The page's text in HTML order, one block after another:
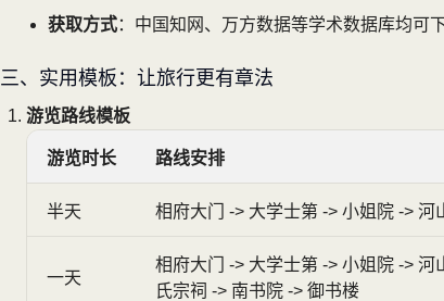
获取方式：中国知网、万方数据等学术数据库均可下
三、实用模板：让旅行更有章法
游览路线模板
游览时长 路线安排
半天 相府大门 -> 大学士第 -> 小姐院 -> 河
一天
相府大门 -> 大学士第 -> 小姐院 -> 河
氏宗祠 -> 南书院 -> 御书楼